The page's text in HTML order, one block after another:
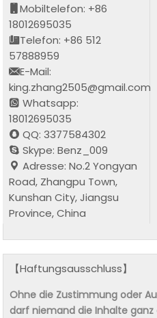
Mobiltelefon: +86
18012695035
Telefon: +86 512
57888959
E-Mail:
king.zhang2505@gmail.com
Whatsapp:
18012695035
QQ: 3377584302
Skype: Benz_009
Adresse: No.2 Yongyan
Road, Zhangpu Town,
Kunshan City, Jiangsu
Province, China
【Haftungsausschluss】
Ohne die Zustimmung oder
darf niemand die Inhalte